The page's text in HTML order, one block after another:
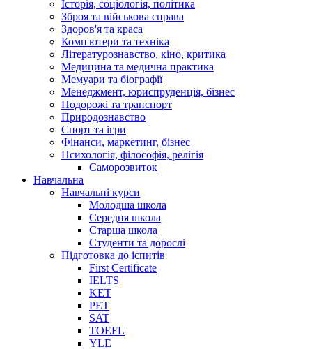
Історія, соціологія, політика
Зброя та військова справа
Здоров'я та краса
Комп'ютери та техніка
Літературознавство, кіно, критика
Медицина та медична практика
Мемуари та біографії
Менеджмент, юриспруденція, бізнес
Подорожі та транспорт
Природознавство
Спорт та ігри
Фінанси, маркетинг, бізнес
Психологія, філософія, релігія
Саморозвиток
Навчальна
Навчальні курси
Молодша школа
Середня школа
Старша школа
Студенти та дорослі
Підготовка до іспитів
First Certificate
IELTS
KET
PET
SAT
TOEFL
YLE